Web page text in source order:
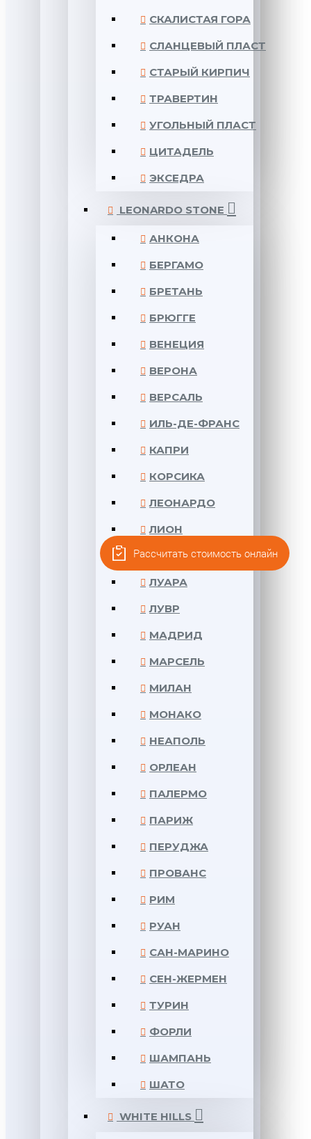
СКАЛИСТАЯ ГОРА
СЛАНЦЕВЫЙ ПЛАСТ
СТАРЫЙ КИРПИЧ
ТРАВЕРТИН
УГОЛЬНЫЙ ПЛАСТ
ЦИТАДЕЛЬ
ЭКСЕДРА
LEONARDO STONE
АНКОНА
БЕРГАМО
БРЕТАНЬ
БРЮГГЕ
ВЕНЕЦИЯ
ВЕРОНА
ВЕРСАЛЬ
ИЛЬ-ДЕ-ФРАНС
КАПРИ
КОРСИКА
ЛЕОНАРДО
ЛИОН
ЛОНДОН
ЛУАРА
ЛУВР
МАДРИД
МАРСЕЛЬ
МИЛАН
МОНАКО
НЕАПОЛЬ
ОРЛЕАН
ПАЛЕРМО
ПАРИЖ
ПЕРУДЖА
ПРОВАНС
РИМ
РУАН
САН-МАРИНО
СЕН-ЖЕРМЕН
ТУРИН
ФОРЛИ
ШАМПАНЬ
ШАТО
WHITE HILLS
Рассчитать стоимость онлайн